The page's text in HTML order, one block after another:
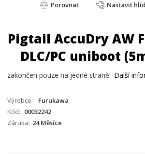
Porovnat Nastavit
Pigtail AccuDry AW
DLC/PC uniboot
zakončen pouze na jedné straně Další
Výrobce
Furukawa
Kód
00032242
Záruka 24 Měsíce